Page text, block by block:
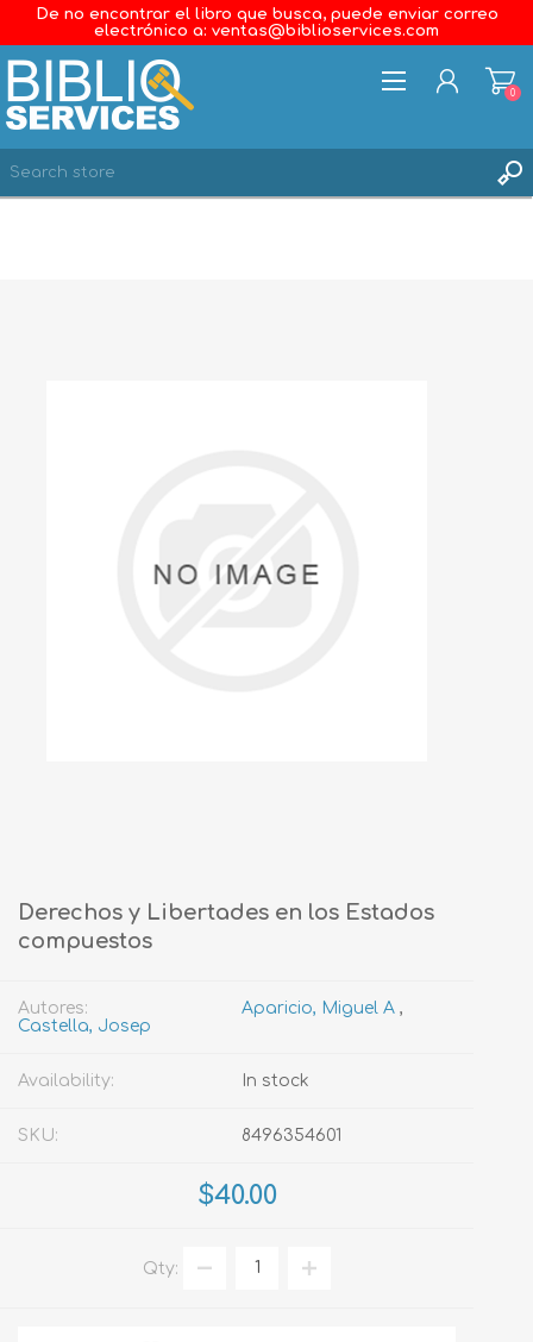
De no encontrar el libro que busca, puede enviar correo
electrónico a: ventas@biblioservices.com
0
Derechos y Libertades en los Estados
compuestos
Autores: Aparicio, Miguel A ,
Castella, Josep
Availability: In stock
SKU: 8496354601
$40.00
Qty: